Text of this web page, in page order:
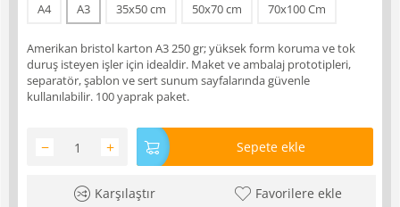
A4 A3 35x50 cm 50x70 cm 70x100 Cm
Amerikan bristol karton A3 250 gr; yüksek form koruma ve tok
duruş isteyen işler için idealdir. Maket ve ambalaj prototipleri,
separatör, şablon ve sert sunum sayfalarında güvenle
kullanılabilir. 100 yaprak paket.
+
− Sepete ekle
Karşılaştır Favorilere ekle